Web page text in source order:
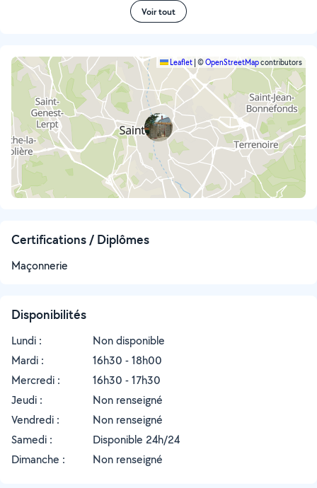
Voir tout
Leaflet ©OpenStreetMapcontributors
Certifications / Diplômes
Maçonnerie
Disponibilités
Lundi :
Non disponible
Mardi :
16h30 - 18h00
Mercredi :
16h30 - 17h30
Jeudi :
Non renseigné
Vendredi :
Non renseigné
Samedi :
Disponible 24h/24
Dimanche :
Non renseigné